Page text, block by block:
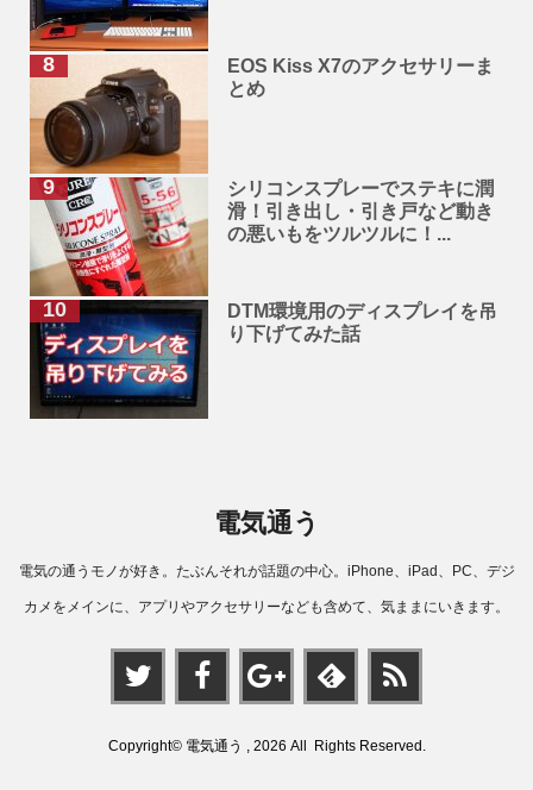
EOS Kiss X7のアクセサリーま
とめ
シリコンスプレーでステキに潤
滑！引き出し・引き戸など動き
の悪いもをツルツルに！...
DTM環境用のディスプレイを吊
り下げてみた話
電気通う
電気の通うモノが好き。たぶんそれが話題の中心。iPhone、iPad、PC、デジ
カメをメインに、アプリやアクセサリーなども含めて、気ままにいきます。
Copyright© 電気通う , 2026 All Rights Reserved.